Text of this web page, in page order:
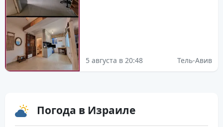
5 августа в 20:48 Тель-Авив
Погода в Израиле